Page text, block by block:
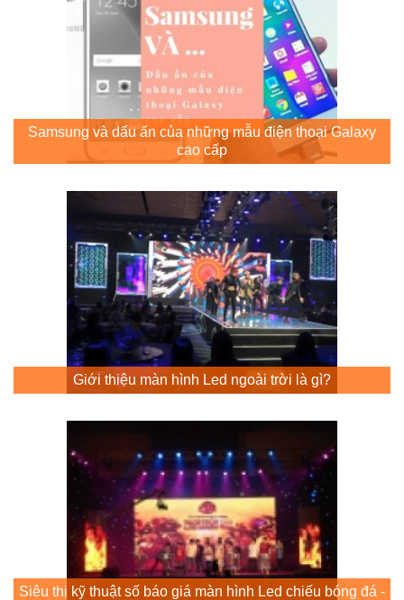
Samsung và dấu ấn của những mẫu điện thoại Galaxy
cao cấp
Giới thiệu màn hình Led ngoài trời là gì?
Siêu thị kỹ thuật số báo giá màn hình Led chiếu bóng đá -